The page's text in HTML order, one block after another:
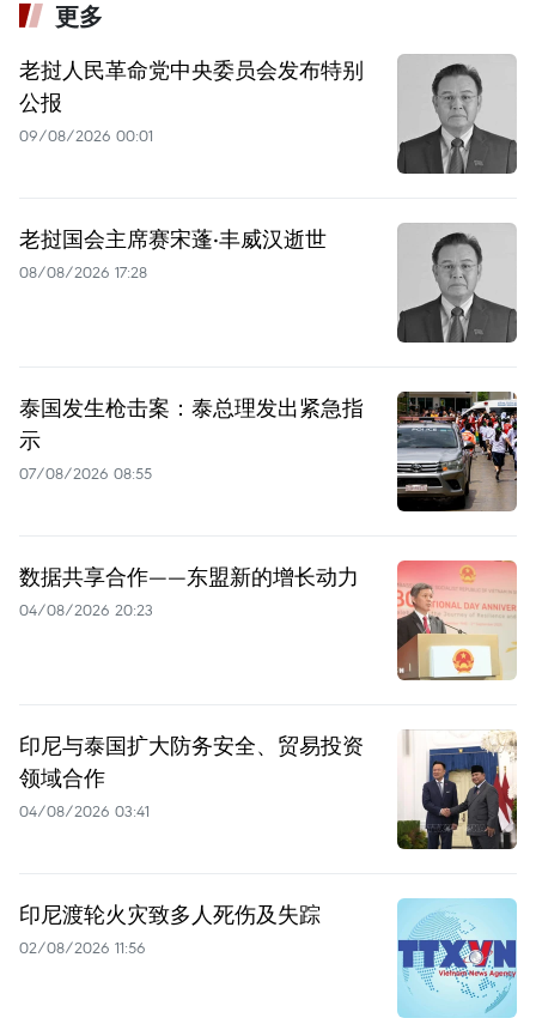
更多
老挝人民革命党中央委员会发布特别
公报
09/08/2026 00:01
老挝国会主席赛宋蓬·丰威汉逝世
08/08/2026 17:28
泰国发生枪击案：泰总理发出紧急指
示
07/08/2026 08:55
数据共享合作——东盟新的增长动力
04/08/2026 20:23
印尼与泰国扩大防务安全、贸易投资
领域合作
04/08/2026 03:41
印尼渡轮火灾致多人死伤及失踪
02/08/2026 11:56